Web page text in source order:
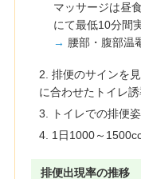
マッサージは昼
にて最低10分間
→ 腰部・腹部温
2. 排便のサインを
に合わせたトイレ誘
3. トイレでの排便
4. 1日1000～
排便出現率の推移